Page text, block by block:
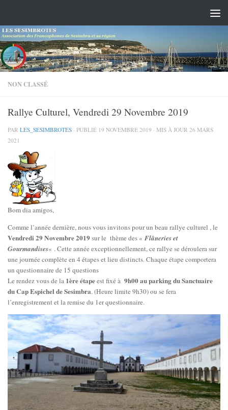
NON CLASSÉ
Rallye Culturel, Vendredi 29 Novembre 2019
PAR LES_SESIMBROTES · PUBLIÉ 19 NOVEMBRE 2019 · MIS À JOUR 26 MARS
2021
Bom dia amigos,
Comme l’année dernière, nous vous invitons pour un beau rallye culturel , le
Vendredi 29 Novembre 2019sur le thème des « Flâneries et
Gourmandises« . Cette année exceptionnellement, ce rallye se déroulera sur
une journée complète en 4 étapes et lieu distincts. Chaque étape comportera
un questionnaire de 15 questions
Le rendez vous de la 1ère étapeest fixé à 9h00 au parking du Sanctuaire
du Cap Espichel de Sesimbra. (Heure limite 9h30) ou se fera
l’enregistrement et la remise du 1er questionnaire.